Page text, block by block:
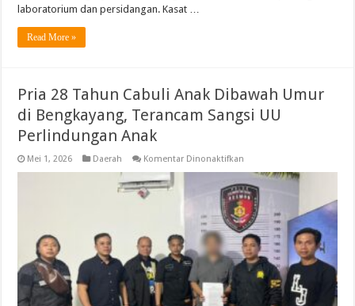
laboratorium dan persidangan. Kasat …
Read More »
Pria 28 Tahun Cabuli Anak Dibawah Umur
di Bengkayang, Terancam Sangsi UU
Perlindungan Anak
Mei 1, 2026 Daerah Komentar Dinonaktifkan
Tahun
Cabuli
Anak
Dibawah
Umur
di
Bengkayang,
Terancam
Sangsi
UU
Perlindungan